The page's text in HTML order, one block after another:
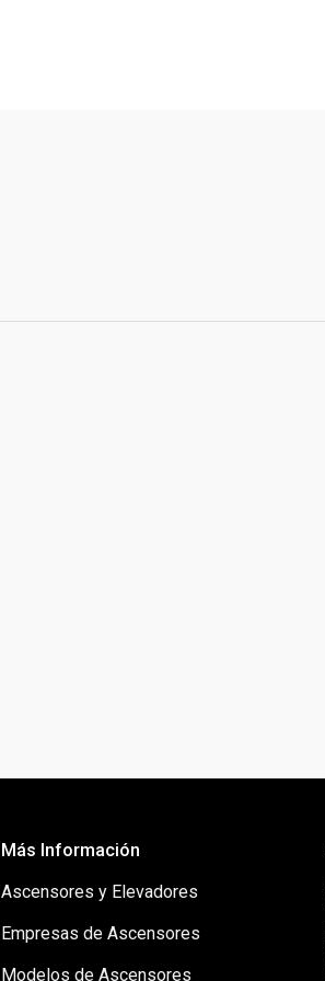
Más Información
Ascensores y Elevadores
Empresas de Ascensores
Modelos de Ascensores